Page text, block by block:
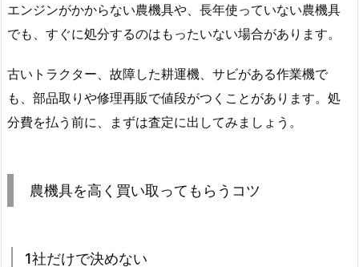
エンジンがかからない農機具や、長年使っていない農機具
でも、すぐに処分するのはもったいない場合があります。
古いトラクター、故障した耕運機、サビがある作業機で
も、部品取りや修理再販で値段がつくことがあります。処
分費を払う前に、まずは査定に出してみましょう。
農機具を高く買い取ってもらうコツ
1社だけで決めない